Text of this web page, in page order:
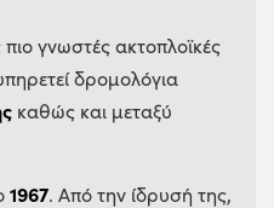
πιο γνωστές ακτοπλοϊκές
δρομολόγια
καθώς και μεταξύ
1967. Από την ίδρυσή της,